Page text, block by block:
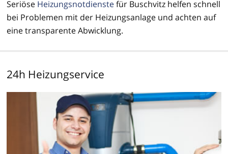
Seriöse Heizungsnotdienstefür Buschvitz helfen schnell
bei Problemen mit der Heizungsanlage und achten auf
eine transparente Abwicklung.
24h Heizungservice